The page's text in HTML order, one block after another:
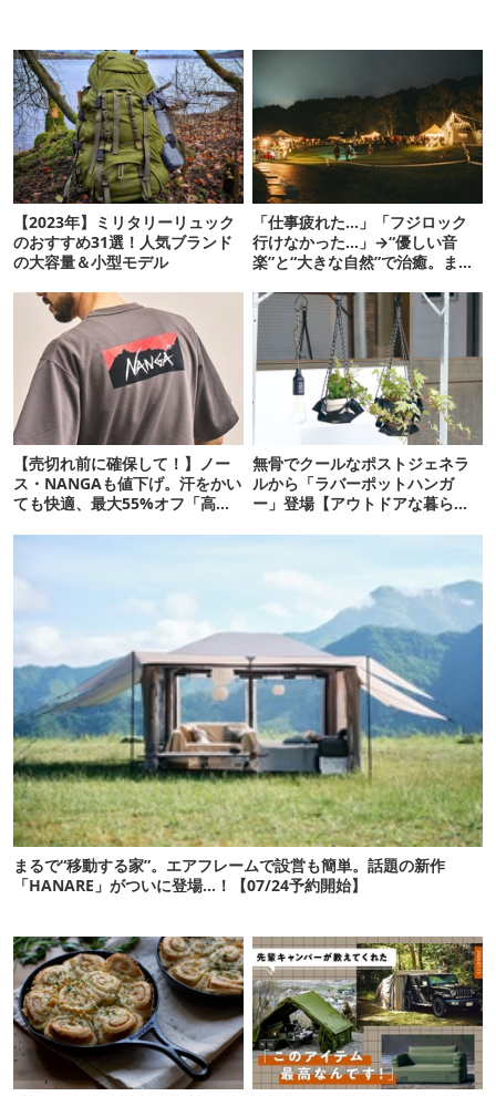
【2023年】ミリタリーリュック
のおすすめ31選！人気ブランド
の大容量＆小型モデル
「仕事疲れた…」「フジロック
行けなかった…」→“優しい音
楽”と“大きな自然”で治癒。まだ
【売切れ前に確保して！】ノー
ス・NANGAも値下げ。汗をかい
ても快適、最大55%オフ「高機
無骨でクールなポストジェネラ
ルから「ラバーポットハンガ
ー」登場【アウトドアな暮ら
まるで“移動する家”。エアフレームで設営も簡単。話題の新作
「HANARE」がついに登場…！【07/24予約開始】